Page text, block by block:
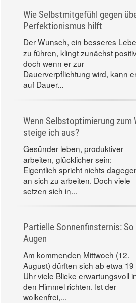
Wie Selbstmitgefühl gegen
Perfektionismus hilft
Der Wunsch, ein besseres
zu führen, klingt zunächst
doch wenn er zur
Dauerverpflichtung wird, kann
auf Dauer...
Wenn Selbstoptimierung zum
steige ich aus?
Gesünder leben, produktiver
arbeiten, glücklicher sein:
Eigentlich spricht nichts
an sich zu arbeiten. Doch viele
setzen sich in...
Partielle Sonnenfinsternis:
Augen
Am kommenden Mittwoch (12.
August) dürften sich ab etwa 19
Uhr viele Blicke erwartungsvoll
den Himmel richten. Ist der
wolkenfrei,...